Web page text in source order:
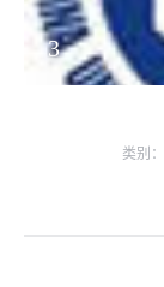
3
类别：